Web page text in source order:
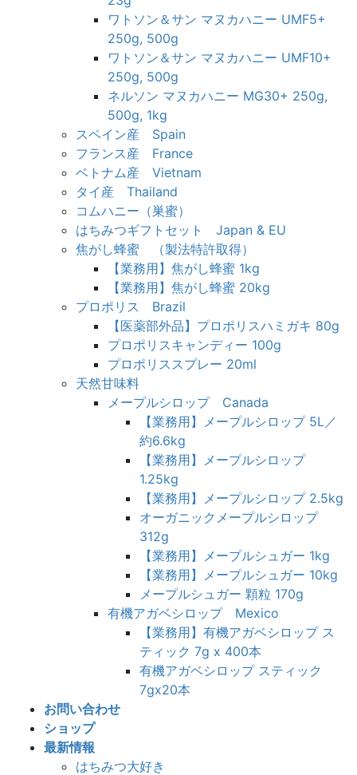
ワトソン＆サン マヌカハニー UMF5+
250g, 500g
ワトソン＆サン マヌカハニー UMF10+
250g, 500g
ネルソン マヌカハニー MG30+ 250g,
500g, 1kg
スペイン産 Spain
フランス産 France
ベトナム産 Vietnam
タイ産 Thailand
コムハニー（巣蜜）
はちみつギフトセット Japan & EU
焦がし蜂蜜 （製法特許取得）
【業務用】焦がし蜂蜜 1kg
【業務用】焦がし蜂蜜 20kg
プロポリス Brazil
【医薬部外品】プロポリスハミガキ 80g
プロポリスキャンディー 100g
プロポリススプレー 20ml
天然甘味料
メープルシロップ Canada
【業務用】メープルシロップ 5L／
約6.6kg
【業務用】メープルシロップ
1.25kg
【業務用】メープルシロップ 2.5kg
オーガニックメープルシロップ
312g
【業務用】メープルシュガー 1kg
【業務用】メープルシュガー 10kg
メープルシュガー 顆粒 170g
有機アガベシロップ Mexico
【業務用】有機アガベシロップ ス
ティック 7g x 400本
有機アガベシロップ スティック
7gx20本
お問い合わせ
ショップ
最新情報
はちみつ大好き